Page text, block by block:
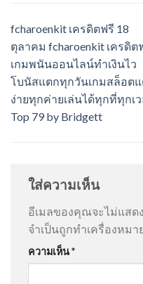
fcharoenkit เครดิตฟรี 18
ตุลาคม fcharoenkit เครดิต
เกมพนันออนไลน์ทำเงินไว
โบนัสแตกทุกวันเกมสล็อต
ง่ายทุกค่ายเล่นได้ทุกที่ทุกเ
Top 79 by Bridgett
ใส่ความเห็น
อีเมลของคุณจะไม่แสด
จำเป็นถูกทำเครื่องหมา
ความเห็น*